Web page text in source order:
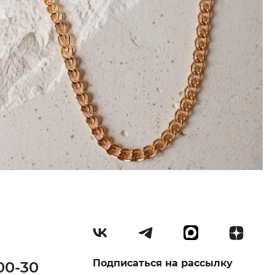
30 Подписаться на рассылку